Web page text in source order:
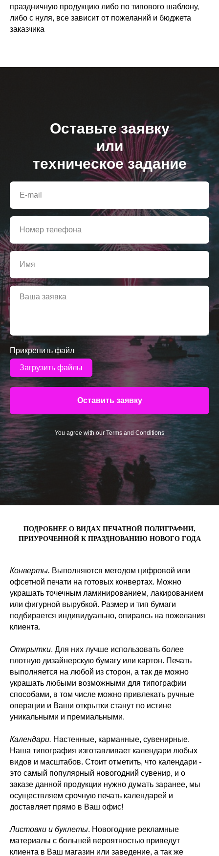
праздничную продукцию либо по типового шаблону,
либо с нуля, все зависит от пожеланий и бюджета
заказчика
Оставьте заявку
или
техническое задание
Прикрепить файл
Загрузить файлы
Оставить заявку
You agree with our Terms and Conditions
ПОДРОБНЕЕ О ВИДАХ ПЕЧАТНОЙ ПОЛИГРАФИИ,
ПРИУРОЧЕННОЙ К ПРАЗДНОВАНИЮ НОВОГО ГОДА
Конверты. Выполняются методом цифровой или
офсетной печати на готовых конвертах. Можно
украшать точечным ламинированием, лакированием
или фигурной вырубкой. Размер и тип бумаги
подбирается индивидуально, опираясь на пожелания
клиента.
Открытки. Для них лучше использовать более
плотную дизайнерскую бумагу или картон. Печать
выполняется на любой из сторон, а так де можно
украшать любыми возможными для типографии
способами, в том числе можно привлекать ручные
операции и Ваши открытки станут по истине
уникальными и премиальными.
Календари. Настенные, карманные, сувенирные.
Наша типография изготавливает календари любых
видов и масштабов. Стоит отметить, что календари -
это самый популярный новогодний сувенир, и о
заказе данной продукции нужно думать заранее, мы
осуществляем срочную печать календарей и
доставляет прямо в Ваш офис!
Листовки и буклеты. Новогодние рекламные
материалы с большей вероятностью приведут
клиента в Ваш магазин или заведение, а так же